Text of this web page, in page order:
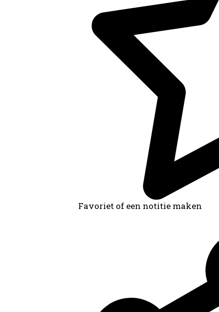
Favoriet of een notitie maken